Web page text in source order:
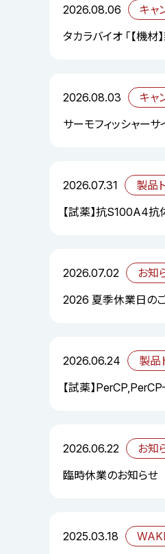
2026.08.06 キャ
タカラバイオ 「【機
2026.08.03 キャ
サーモフィッシャー
2026.07.31
製品
【試薬】抗S100A4抗
2026.07.02
お知
2026 夏季休業日の
2026.06.24
製品
【試薬】
2026.06.22
お知
臨時休業のお知らせ
2025.03.18